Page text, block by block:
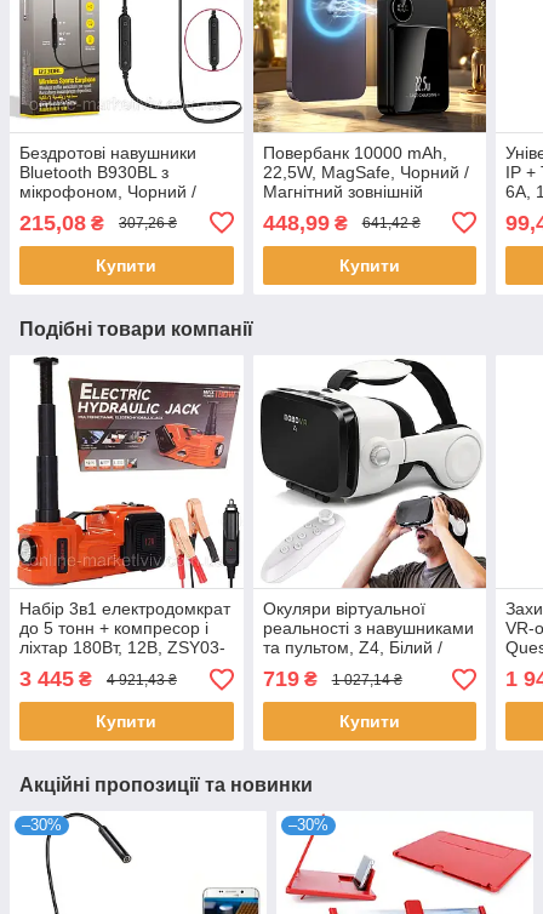
Бездротові навушники
Bluetooth B930BL з
мікрофоном, Чорний /
навушники / Гарнітура
bluetooth
215,08 ₴ 307,26 ₴
Купити
Повербанк 10000 mAh,
22,5W, MagSafe, Чорний /
Магнітний зовнішній
акумулятор / Павербанк
бездротовий
448,99₴ 641,42 ₴
Купити
IP +
6А,
для
Подібні товари компанії
Набір 3в1 електродомкрат
до 5 тонн + компресор і
ліхтар 180Вт, 12В, ZSY03-
Електричний домкрат для
авто
3 445 ₴ 4 921,43 ₴
Купити
Окуляри віртуальної
реальності з навушниками
та пультом, Z4, Білий /
реальності / VR окуляри
для телефону
719₴ 1 027,14 ₴
Купити
VR-
1
Акційні пропозиції та новинки
–30% –30%